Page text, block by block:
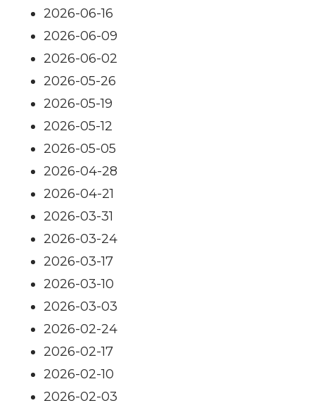
2026-06-16
2026-06-09
2026-06-02
2026-05-26
2026-05-19
2026-05-12
2026-05-05
2026-04-28
2026-04-21
2026-03-31
2026-03-24
2026-03-17
2026-03-10
2026-03-03
2026-02-24
2026-02-17
2026-02-10
2026-02-03